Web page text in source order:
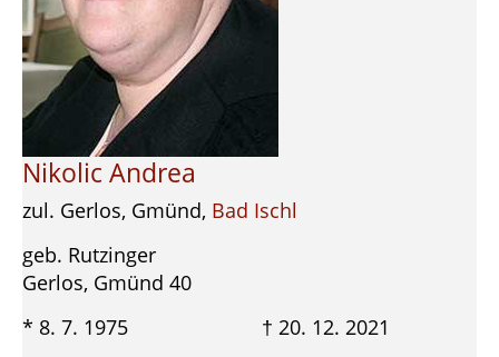
Nikolic Andrea
zul. Gerlos, Gmünd, Bad Ischl
geb. Rutzinger
Gerlos, Gmünd 40
* 8. 7. 1975 † 20. 12. 2021